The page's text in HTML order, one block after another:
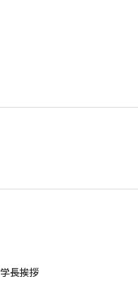
学長挨拶